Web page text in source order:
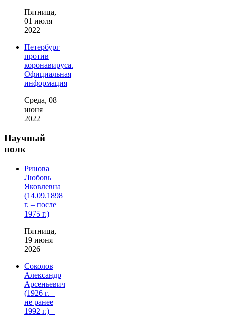
Пятница,
01 июля
2022
Петербург
против
коронавируса.
Официальная
информация
Среда, 08
июня
2022
Научный
полк
Ринова
Любовь
Яковлевна
(14.09.1898
г. – после
1975 г.)
Пятница,
19 июня
2026
Соколов
Александр
Арсеньевич
(1926 г. –
не ранее
1992 г.) –